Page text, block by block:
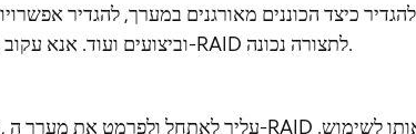
וביצועים ועוד. אנא עקוב אחר ההנחיות שסופקו על ידי יצרן כרטיס ה-RAID לתצורה נכונה.